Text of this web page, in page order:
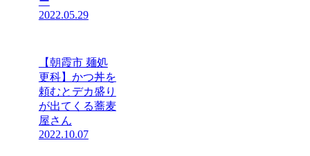
2022.05.29
【朝霞市 麺処
更科】かつ丼を
頼むとデカ盛り
が出てくる蕎麦
屋さん
2022.10.07